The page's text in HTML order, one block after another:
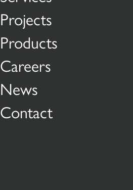
Projects
Products
Careers
News
Contact